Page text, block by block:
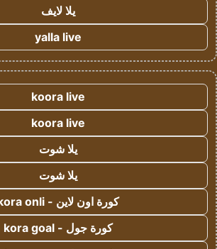
يلا لايف
yalla live
koora live
koora live
يلا شوت
يلا شوت
كورة اون لاين - kora onli
كورة جول - kora goal